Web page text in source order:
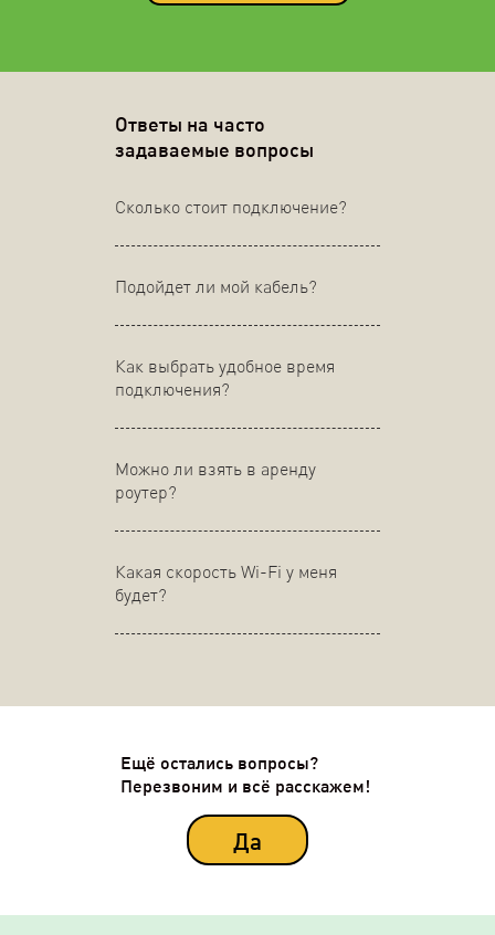
Ответы на часто
задаваемые вопросы
Сколько стоит подключение?
Подойдет ли мой кабель?
Как выбрать удобное время
подключения?
Можно ли взять в аренду
роутер?
Какая скорость Wi-Fi у меня
будет?
Ещё остались вопросы?
Перезвоним и всё расскажем!
Да